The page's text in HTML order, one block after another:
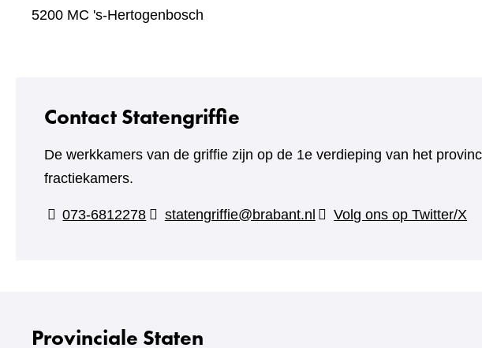
5200 MC 's-Hertogenbosch
Contact Statengriffie
De werkkamers van de griffie zijn op de 1e verdieping van het
fractiekamers.
073-6812278 statengriffie@brabant.nl Volg ons op Twitter/X
Provinciale Staten